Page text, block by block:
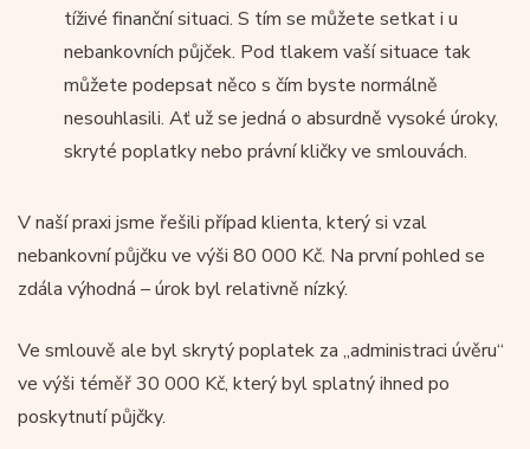
tíživé finanční situaci. S tím se můžete setkat i u
nebankovních půjček. Pod tlakem vaší situace tak
můžete podepsat něco s čím byste normálně
nesouhlasili. Ať už se jedná o absurdně vysoké úroky,
skryté poplatky nebo právní kličky ve smlouvách.
V naší praxi jsme řešili případ klienta, který si vzal
nebankovní půjčku ve výši 80 000 Kč. Na první pohled se
zdála výhodná – úrok byl relativně nízký.
Ve smlouvě ale byl skrytý poplatek za „administraci úvěru“
ve výši téměř 30 000 Kč, který byl splatný ihned po
poskytnutí půjčky.